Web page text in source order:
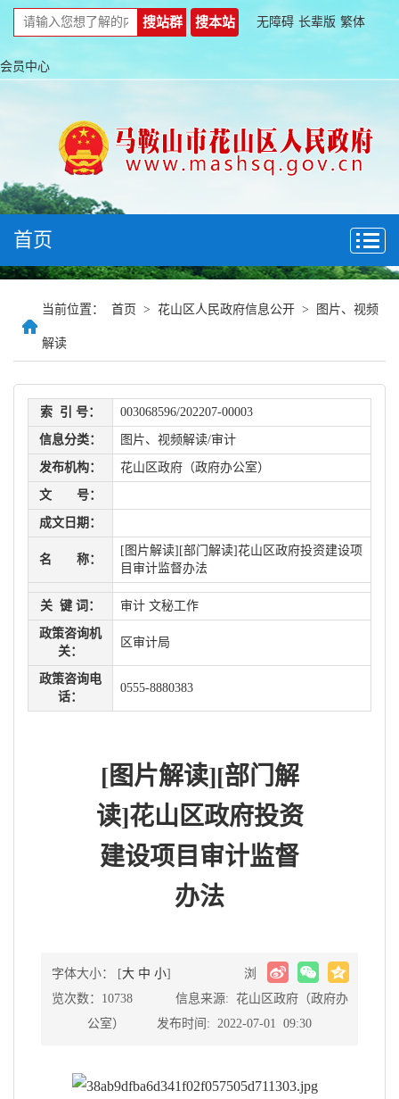
无障碍 长辈版 繁体
会员中心
首页
当前位置： 首页 > 花山区人民政府信息公开 > 图片、视频
解读
索 引 号： 003068596/202207-00003
信息分类： 图片、视频解读/审计
发布机构： 花山区政府（政府办公室）
文 号：
成文日期：
名 称：
[图片解读][部门解读]花山区政府投资建设项
目审计监督办法
关 键 词： 审计 文秘工作
政策咨询机
关：
区审计局
政策咨询电
话：
0555-8880383
[图片解读][部门解
读]花山区政府投资
建设项目审计监督
办法
字体大小： [大 中 小]
浏
览次数：10738 信息来源: 花山区政府（政府办
公室） 发布时间: 2022-07-01 09:30